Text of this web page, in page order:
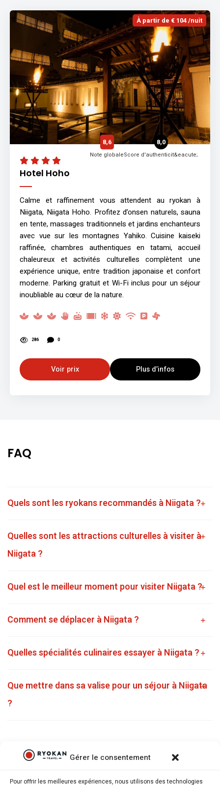
Gérer le consentement
Pour offrir les meilleures expériences, nous utilisons des technologies
À partir de € 104 /nuit
Hotel Hoho
8,6
Note globale
8,0
Score d'authenticit&eacute;
Calme et raffinement vous attendent au ryokan à
Niigata, Niigata Hoho. Profitez d’onsen naturels, sauna
en tente, massages traditionnels et jardins enchanteurs
avec vue sur les montagnes Yahiko. Cuisine kaiseki
raffinée, chambres authentiques en tatami, accueil
chaleureux et activités culturelles complètent une
expérience unique, entre tradition japonaise et confort
moderne. Parking gratuit et Wi-Fi inclus pour un séjour
inoubliable au cœur de la nature.
286 0
Voir prix Plus d’infos
FAQ
Quels sont les ryokans recommandés à Niigata ?
Quelles sont les attractions culturelles à visiter à
Niigata ?
Quel est le meilleur moment pour visiter Niigata ?
Comment se déplacer à Niigata ?
Quelles spécialités culinaires essayer à Niigata ?
Que mettre dans sa valise pour un séjour à Niigata
?